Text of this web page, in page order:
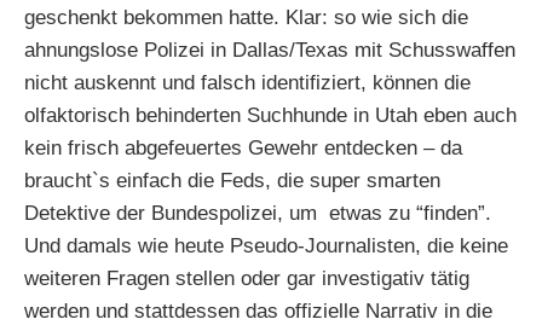
geschenkt bekommen hatte. Klar: so wie sich die
ahnungslose Polizei in Dallas/Texas mit Schusswaffen
nicht auskennt und falsch identifiziert, können die
olfaktorisch behinderten Suchhunde in Utah eben auch
kein frisch abgefeuertes Gewehr entdecken – da
braucht`s einfach die Feds, die super smarten
Detektive der Bundespolizei, um etwas zu “finden”.
Und damals wie heute Pseudo-Journalisten, die keine
weiteren Fragen stellen oder gar investigativ tätig
werden und stattdessen das offizielle Narrativ in die